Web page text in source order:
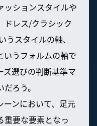
ッションスタイルや
ドレス/クラシック
スタイルの軸、
いうフォルムの軸で
ズ選びの判断基準マ
ろう。
ーンにおいて、足元
重要な要素となっ